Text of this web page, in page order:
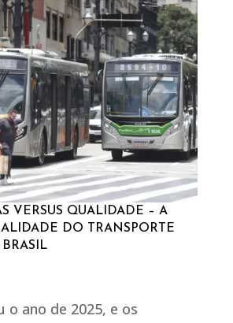
VERSUS QUALIDADE – A
DO TRANSPORTE
o ano de 2025, e os